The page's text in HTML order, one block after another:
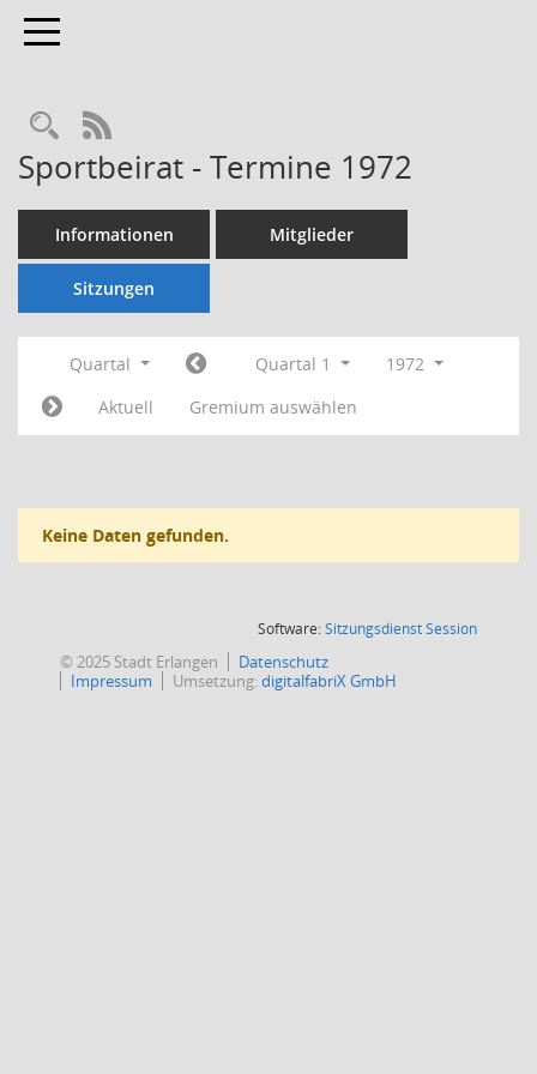
Toggle navigation
Rechercheauswahl
RSS-Feed
Sportbeirat - Termine 1972
Informationen Mitglieder
Sitzungen
Quartal Quartal 1
1972
Aktuell
Gremium auswählen
Keine Daten gefunden.
Software:SitzungsdienstSession(Wird in
© 2025 Stadt Erlangen
Datenschutz
Impressum
Umsetzung:digitalfabriX GmbH